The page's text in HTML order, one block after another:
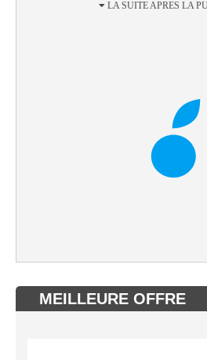
MEILLEURE OFFRE